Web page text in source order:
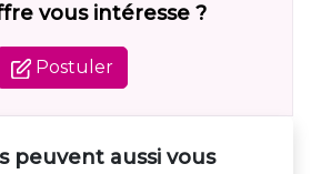
vous intéresse ?
Postuler
peuvent aussi vous